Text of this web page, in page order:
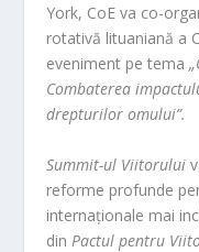
York, CoE va co-
rotativă lituaniană a
eveniment pe tema
Combaterea
drepturilor omului”.
Summit-ul Viitorului
reforme profunde
internaționale mai
din Pactul pentru